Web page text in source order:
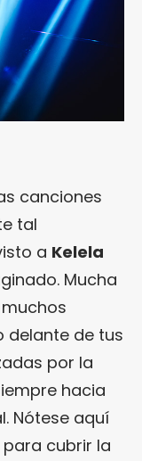
canciones
tal
a Kelela
Mucha
delante de tus
por la
hacia
Nótese aquí
cubrir la